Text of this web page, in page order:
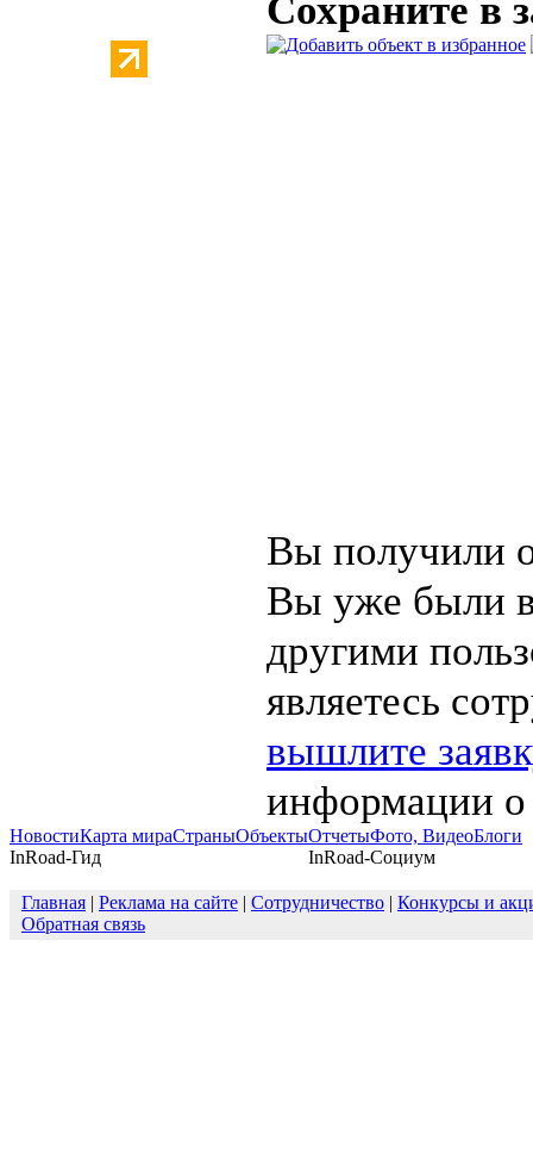
Вы получили
Вы уже были в
другими
являетесь
вышлите
информации о
НовостиКарта мираСтраныОбъектыОтчетыФото, ВидеоБлоги
InRoad-Гид
InRoad-Социум
Главная | Реклама на сайте | Сотрудничество | Конкурсы и
Обратная связь